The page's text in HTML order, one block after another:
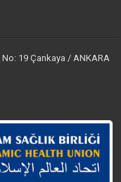
19 Çankaya / ANKARA